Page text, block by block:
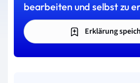
bearbeiten und selbst zu
Erklärung